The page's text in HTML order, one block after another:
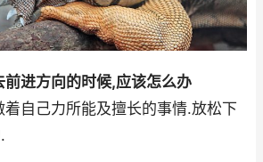
前进方向的时候,应该怎么办
自己力所能及擅长的事情.放松下